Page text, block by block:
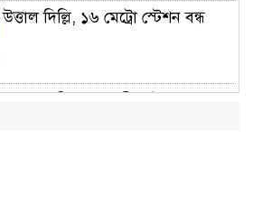
উত্তাল দিল্লি, ১৬ মেট্রো স্টেশন বন্ধ